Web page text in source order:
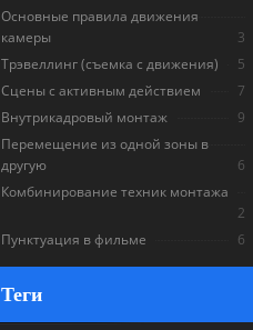
Основные правила движения
камеры
3
Трэвеллинг (съемка с движения)
5
Сцены с активным действием
7
Внутрикадровый монтаж
9
Перемещение из одной зоны в
другую
6
Комбинирование техник монтажа
2
Пунктуация в фильме
6
Теги